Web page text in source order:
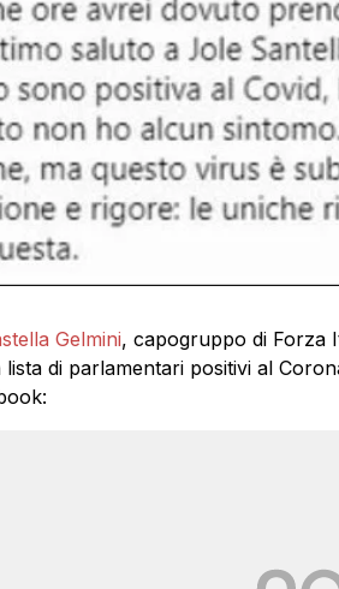
Gelmini, capogruppo di Forza
lista di parlamentari positivi al